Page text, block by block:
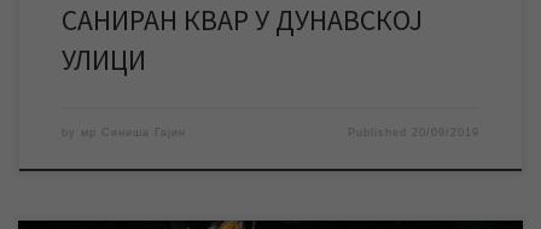
САНИРАН КВАР У ДУНАВСКОЈ
УЛИЦИ
by мр Синиша Гајин Published 20/09/2019